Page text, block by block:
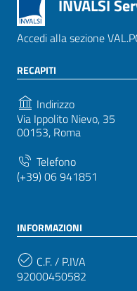
INVALSI
Accedi alla sezione
RECAPITI
Indirizzo
Via Ippolito Nievo, 35
00153, Roma
Telefono
(+39) 06 941851
INFORMAZIONI
C.F. / P.IVA
92000450582